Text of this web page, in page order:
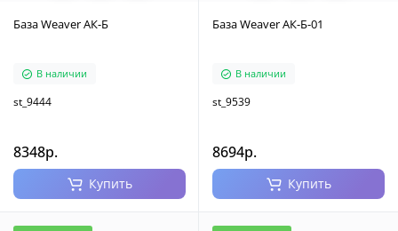
База Weaver АК-Б
В наличии
st_9444
8348р.
Купить
База Weaver АК-Б-01
В наличии
st_9539
8694р.
Купить